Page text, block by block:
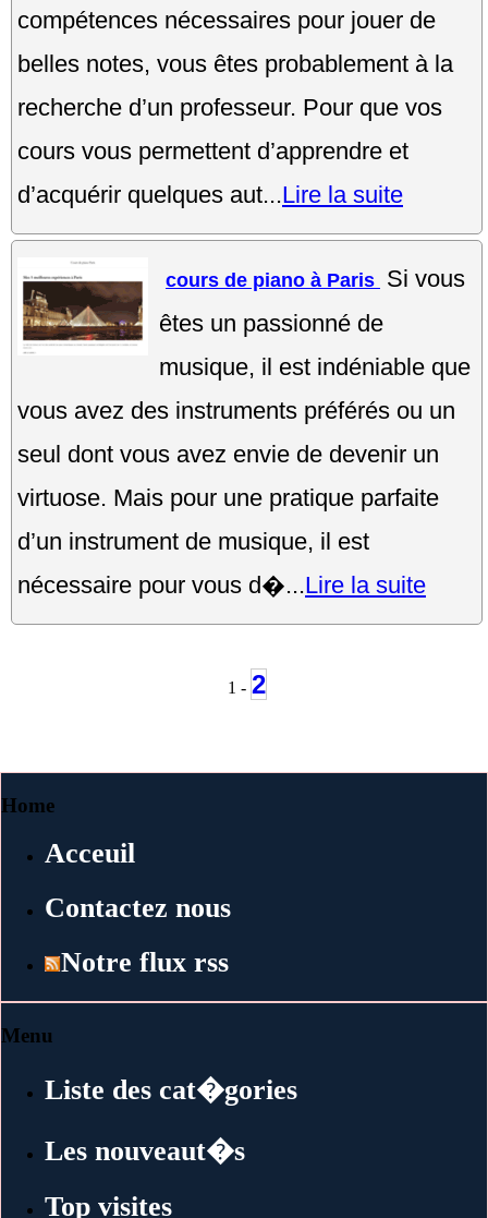
compétences nécessaires pour jouer de
belles notes, vous êtes probablement à la
recherche d’un professeur. Pour que vos
cours vous permettent d’apprendre et
d’acquérir quelques aut...Lire la suite
cours de piano à Paris Si vous
êtes un passionné de
musique, il est indéniable que
vous avez des instruments préférés ou un
seul dont vous avez envie de devenir un
virtuose. Mais pour une pratique parfaite
d’un instrument de musique, il est
nécessaire pour vous d�...Lire la suite
1 - 2
Home
Acceuil
Contactez nous
Notre flux rss
Menu
Liste des cat�gories
Les nouveaut�s
Top visites